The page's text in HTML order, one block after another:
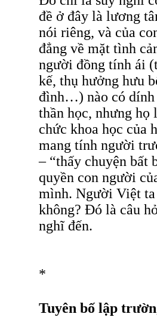
đề ở đây là lương
nói riêng, và của
đẳng về mặt tình
người đồng tính ái
kế, thụ hưởng hưu
đình…) nào có dính
thần học, nhưng
chức khoa học của
mang tính người
– “thấy chuyện bất
quyền con người
mình. Người Việt
không? Đó là câu
nghĩ đến.
*
Tuyên bố lập